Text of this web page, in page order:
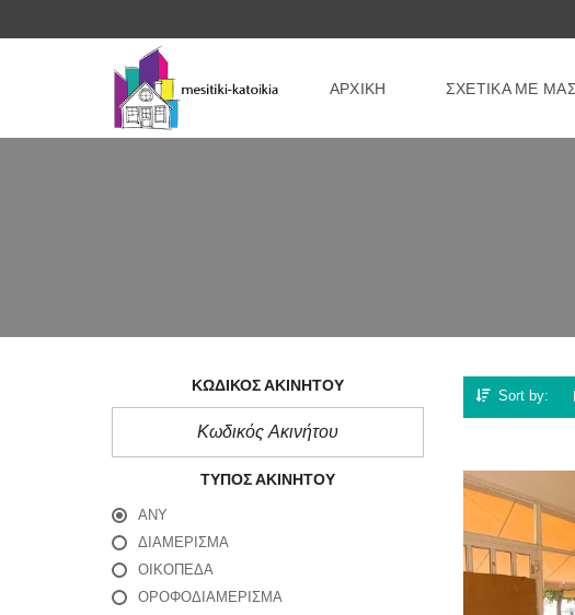
ΑΡΧΙΚΗ ΣΧΕΤΙΚΑ ΜΕ ΜΑΣ
ΚΩΔΙΚΌΣ ΑΚΙΝΉΤΟΥ
ΤΎΠΟΣ ΑΚΙΝΉΤΟΥ
ANY
ΔΙΑΜΕΡΙΣΜΑ
ΟΙΚΌΠΕΔΑ
ΟΡΟΦΟΔΙΑΜΕΡΙΣΜΑ
Sort by: